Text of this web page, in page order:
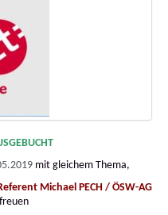
mit gleichem Thema,
Michael PECH / ÖSW-AG